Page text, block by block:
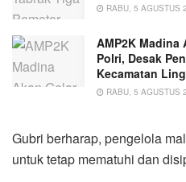
RABU, 5 AGUSTUS
AMP2K Madina
Polri, Desak
Kecamatan
RABU, 5 AGUSTUS
Gubri berharap, pengelola
untuk tetap mematuhi dan